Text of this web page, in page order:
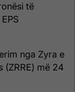
të
nga Zyra e
(ZRRE) më 24